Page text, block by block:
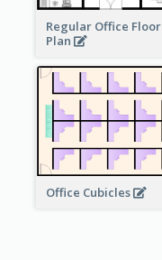
Regular Office Floor
Plan
Office Cubicles